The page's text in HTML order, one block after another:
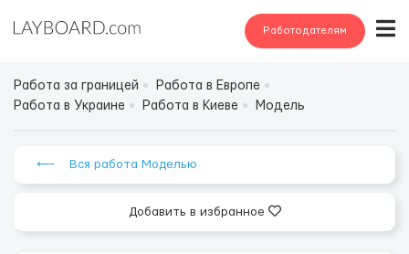
Работодателям
Работа за границей
Работа в Европе
Работа в Украине
Работа в Киеве Модель
⟵ Вся работа Моделью
Добавить в избранное